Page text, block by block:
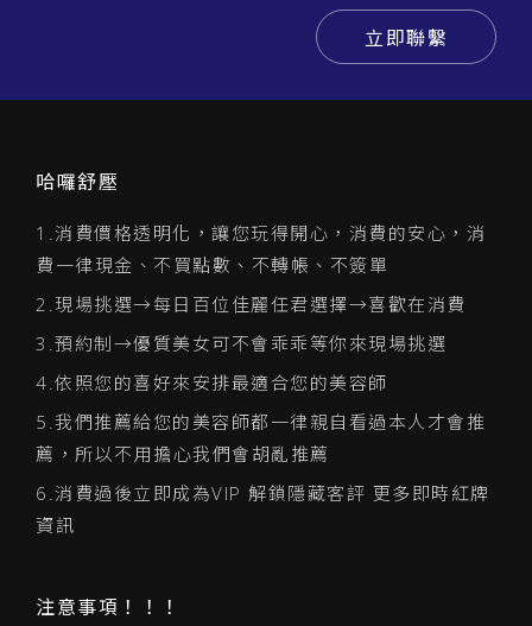
立即聯繫
哈囉舒壓
1.消費價格透明化，讓您玩得開心，消費的安心，消
費一律現金、不買點數、不轉帳、不簽單
2.現場挑選→每日百位佳麗任君選擇→喜歡在消費
3.預約制→優質美女可不會乖乖等你來現場挑選
4.依照您的喜好來安排最適合您的美容師
5.我們推薦給您的美容師都一律親自看過本人才會推
薦，所以不用擔心我們會胡亂推薦
6.消費過後立即成為VIP 解鎖隱藏客評 更多即時紅牌
資訊
注意事項！！！